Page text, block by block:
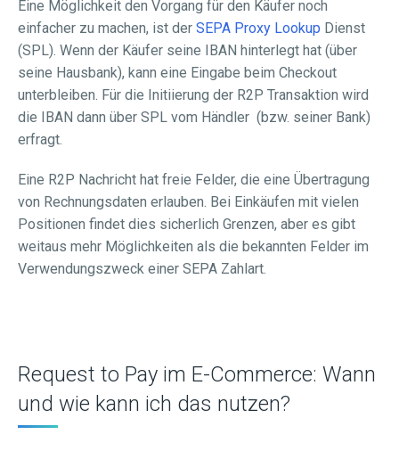
Eine Möglichkeit den Vorgang für den Käufer noch
einfacher zu machen, ist der SEPA Proxy Lookup Dienst
(SPL). Wenn der Käufer seine IBAN hinterlegt hat (über
seine Hausbank), kann eine Eingabe beim Checkout
unterbleiben. Für die Initiierung der R2P Transaktion wird
die IBAN dann über SPL vom Händler (bzw. seiner Bank)
erfragt.
Eine R2P Nachricht hat freie Felder, die eine Übertragung
von Rechnungsdaten erlauben. Bei Einkäufen mit vielen
Positionen findet dies sicherlich Grenzen, aber es gibt
weitaus mehr Möglichkeiten als die bekannten Felder im
Verwendungszweck einer SEPA Zahlart.
Request to Pay im E-Commerce: Wann
und wie kann ich das nutzen?